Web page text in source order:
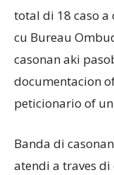
total di 18 caso a
cu Bureau
casonan aki
documentacion
peticionario of
Banda di
atendi a traves